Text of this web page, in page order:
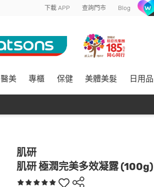
下載 APP 查詢門市 Blog
醫美 專櫃 保健 美體美髮 日用品
肌研
肌研 極潤完美多效凝露 (100g)